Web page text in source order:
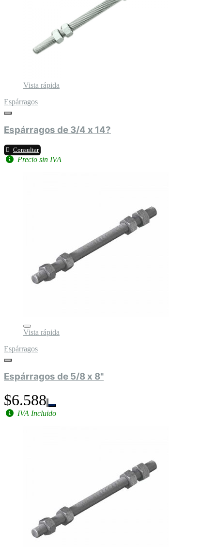
Vista rápida
Espárragos
Espárragos de 3/4 x 14?
Consultar
Precio sin IVA
Vista rápida
Espárragos
Espárragos de 5/8 x 8"
$6.588
IVA Incluido